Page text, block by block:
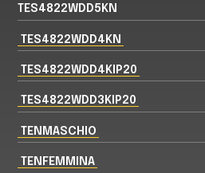
TES4822WDD5KN
TES4822WDD4KN
TES4822WDD4KIP20
TES4822WDD3KIP20
TENMASCHIO
TENFEMMINA